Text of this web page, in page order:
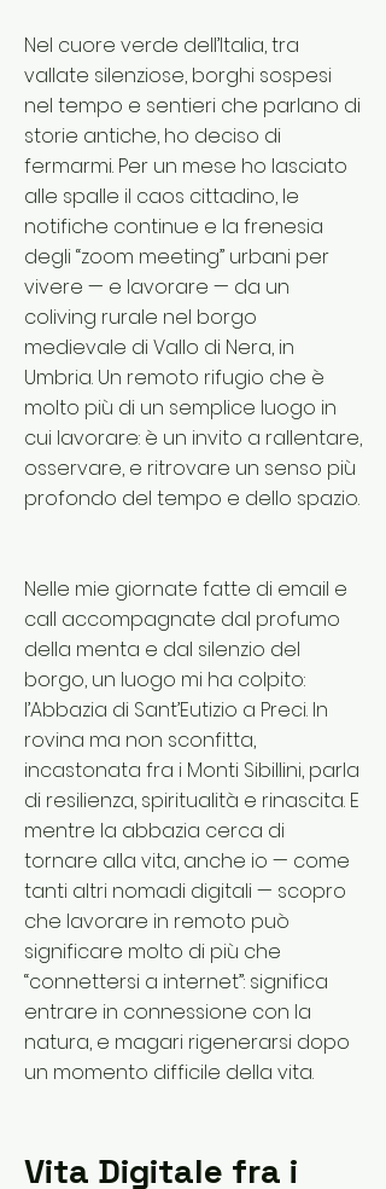
Nel cuore verde dell’Italia, tra
vallate silenziose, borghi sospesi
nel tempo e sentieri che parlano di
storie antiche, ho deciso di
fermarmi. Per un mese ho lasciato
alle spalle il caos cittadino, le
notifiche continue e la frenesia
degli “zoom meeting” urbani per
vivere — e lavorare — da un
coliving rurale nel borgo
medievale di Vallo di Nera, in
Umbria. Un remoto rifugio che è
molto più di un semplice luogo in
cui lavorare: è un invito a rallentare,
osservare, e ritrovare un senso più
profondo del tempo e dello spazio.
Nelle mie giornate fatte di email e
call accompagnate dal profumo
della menta e dal silenzio del
borgo, un luogo mi ha colpito:
l’Abbazia di Sant’Eutizio a Preci. In
rovina ma non sconfitta,
incastonata fra i Monti Sibillini, parla
di resilienza, spiritualità e rinascita. E
mentre la abbazia cerca di
tornare alla vita, anche io — come
tanti altri nomadi digitali — scopro
che lavorare in remoto può
significare molto di più che
“connettersi a internet”: significa
entrare in connessione con la
natura, e magari rigenerarsi dopo
un momento difficile della vita.
Vita Digitale fra i